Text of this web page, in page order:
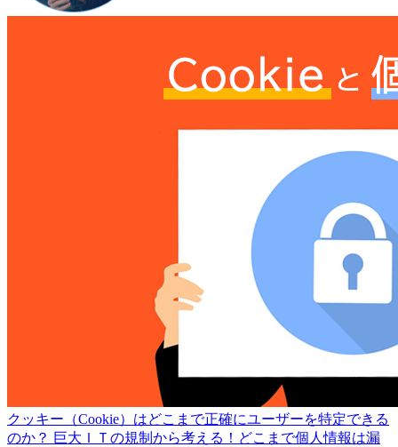
クッキー（Cookie）はどこまで正確にユーザーを特定できる
のか？ 巨大ＩＴの規制から考える！どこまで個人情報は漏